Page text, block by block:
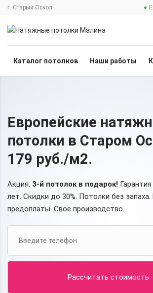
г. Старый Оскол
Каталог потолков Наши работы
Европейские
потолки в Старом
179 руб./м2.
Акция: 3-й потолок в подарок!
лет. Скидки до 30%. Потолки без
предоплаты. Свое производство.